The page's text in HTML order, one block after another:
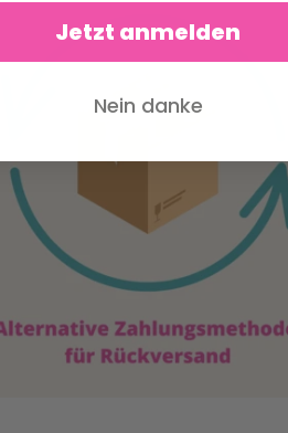
Jetzt anmelden
Nein danke